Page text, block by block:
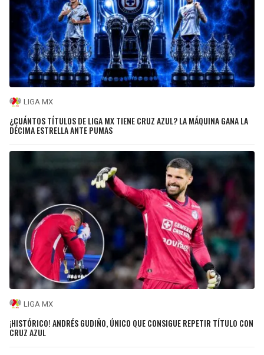
LIGA MX
¿CUÁNTOS TÍTULOS DE LIGA MX TIENE CRUZ AZUL? LA MÁQUINA GANA LA
DÉCIMA ESTRELLA ANTE PUMAS
LIGA MX
¡HISTÓRICO! ANDRÉS GUDIÑO, ÚNICO QUE CONSIGUE REPETIR TÍTULO CON
CRUZ AZUL